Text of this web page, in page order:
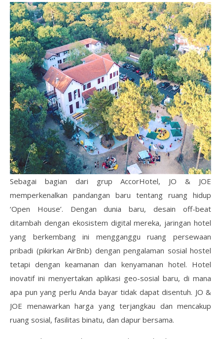
Sebagai bagian dari grup AccorHotel, JO & JOE
memperkenalkan pandangan baru tentang ruang hidup
‘Open House’. Dengan dunia baru, desain off-beat
ditambah dengan ekosistem digital mereka, jaringan hotel
yang berkembang ini mengganggu ruang persewaan
pribadi (pikirkan AirBnb) dengan pengalaman sosial hostel
tetapi dengan keamanan dan kenyamanan hotel. Hotel
inovatif ini menyertakan aplikasi geo-sosial baru, di mana
apa pun yang perlu Anda bayar tidak dapat disentuh. JO &
JOE menawarkan harga yang terjangkau dan mencakup
ruang sosial, fasilitas binatu, dan dapur bersama.